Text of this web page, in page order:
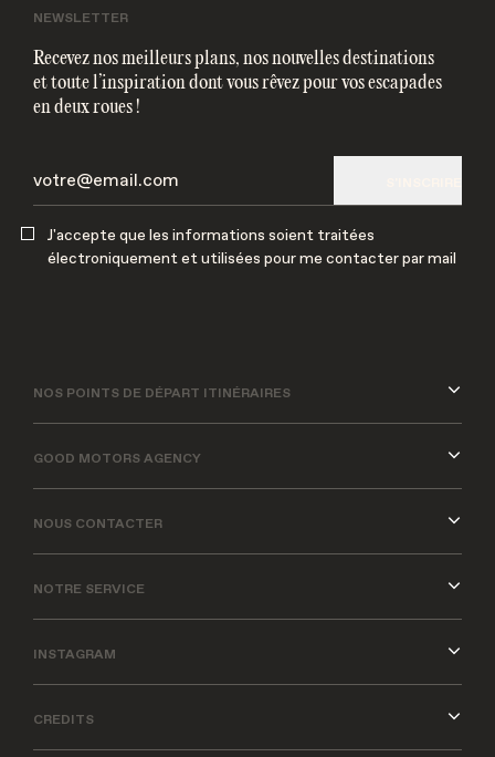
NEWSLETTER
Recevez nos meilleurs plans, nos nouvelles destinations
et toute l’inspiration dont vous rêvez pour vos escapades
en deux roues !
J'accepte que les informations soient traitées
électroniquement et utilisées pour me contacter par mail
NOS POINTS DE DÉPART ITINÉRAIRES
GOOD MOTORS AGENCY
NOUS CONTACTER
NOTRE SERVICE
INSTAGRAM
CREDITS